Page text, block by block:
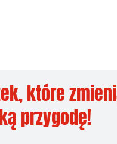
które
przygodę!